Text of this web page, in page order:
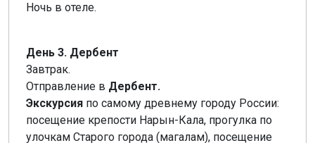
Ночь в отеле.
День 3. Дербент
Завтрак.
Отправление в Дербент.
Экскурсия по самому древнему городу России:
посещение крепости Нарын-Кала, прогулка по
улочкам Старого города (магалам), посещение